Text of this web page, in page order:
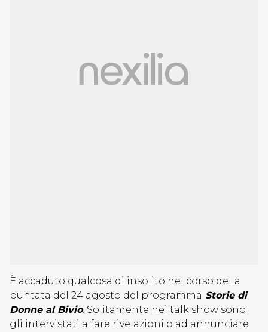
È accaduto qualcosa di insolito nel corso della
puntata del 24 agosto del programma Storie di
Donne al Bivio. Solitamente nei talk show sono
gli intervistati a fare rivelazioni o ad annunciare